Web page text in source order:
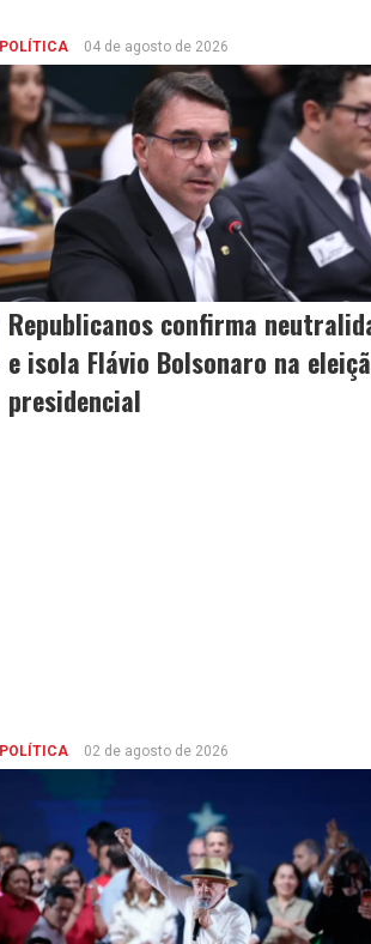
POLÍTICA 04 de agosto de 2026
Republicanos confirma
e isola Flávio Bolsonaro na
presidencial
POLÍTICA 02 de agosto de 2026